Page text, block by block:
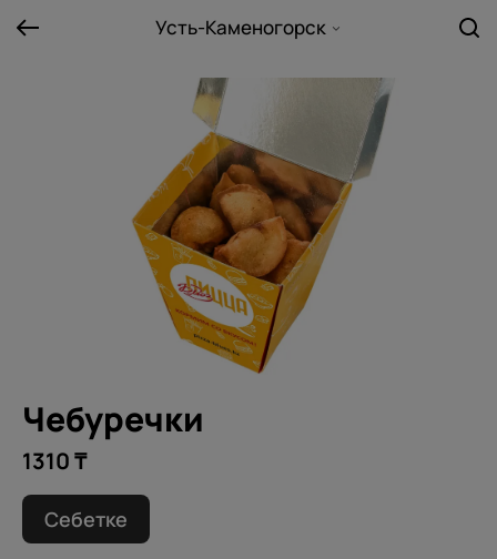
Усть-Каменогорск
Чебуречки
1310 ₸
Себетке